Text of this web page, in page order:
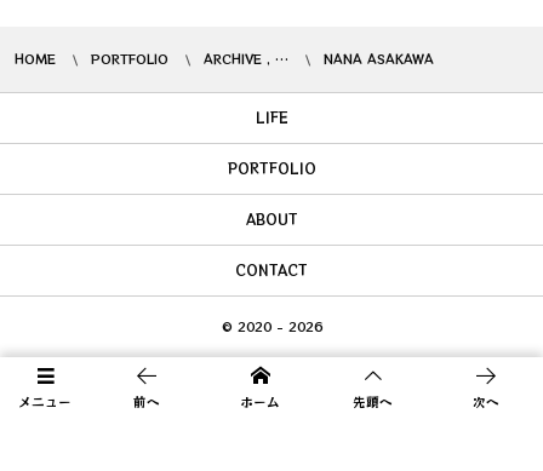
HOME PORTFOLIO ARCHIVE , … NANA ASAKAWA
LIFE
PORTFOLIO
ABOUT
CONTACT
© 2020 - 2026
メニュー 前へ ホーム 先頭へ 次へ